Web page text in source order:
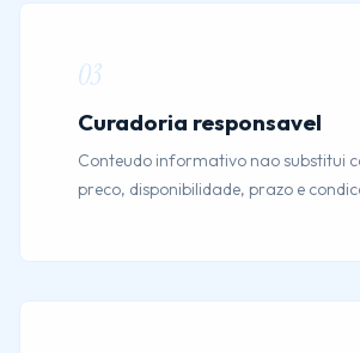
03
Curadoria responsavel
Conteudo informativo nao substitui
preco, disponibilidade, prazo e